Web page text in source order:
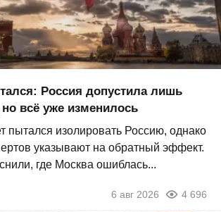
Россия допустила лишь
всё уже изменилось
пытался изолировать Россию, однако
указывают на обратный эффект.
где Москва ошиблась...
6 авг 2026 4 696